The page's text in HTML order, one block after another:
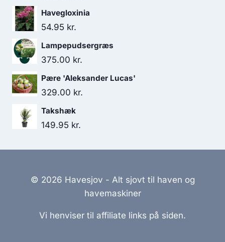
Havegloxinia
54.95 kr.
Lampepudsergræs
375.00 kr.
Pære 'Aleksander Lucas'
329.00 kr.
Takshæk
149.95 kr.
© 2026 Havesjov - Alt sjovt til haven og
havemaskiner
Vi henviser til affiliate links på siden.